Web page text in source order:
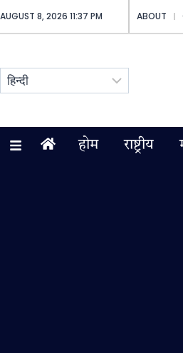
AUGUST 8, 2026 11:37 PM ABOUT
होम राष्ट्रीय